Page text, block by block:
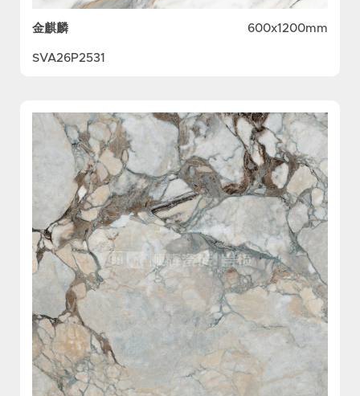
金麒麟 600x1200mm
SVA26P2531